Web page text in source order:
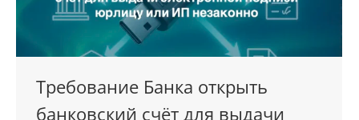
Требование Банка открыть
банковский счёт для выдачи